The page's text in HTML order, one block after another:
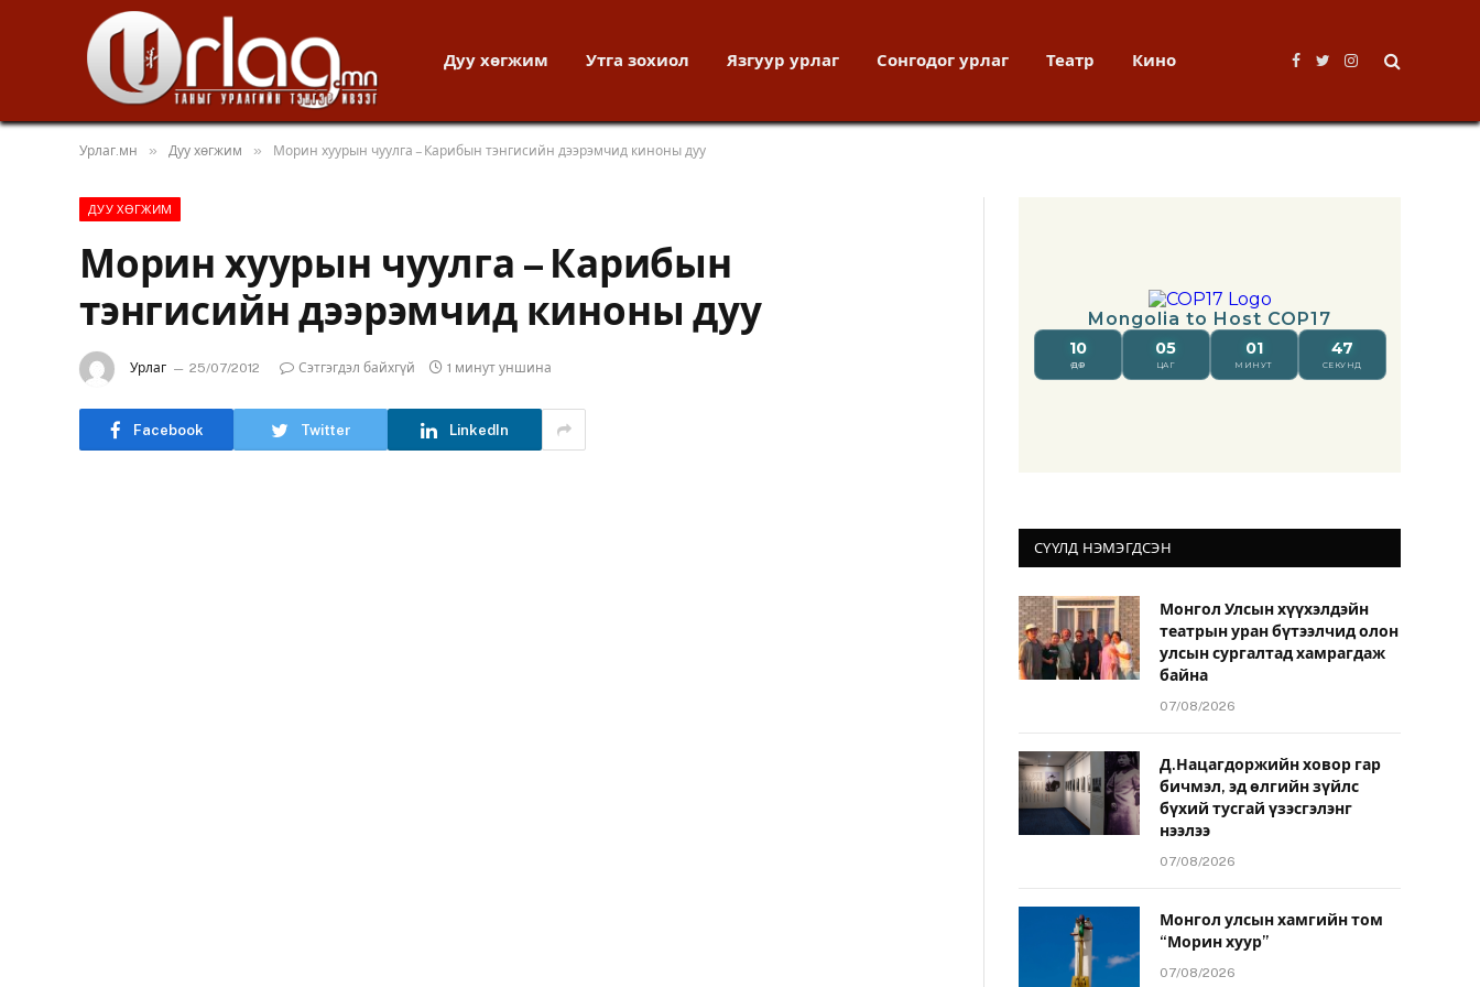
Дуу хөгжим Утга зохиол Язгуур урлаг Сонгодог урлаг Театр Кино
Facebook
TwitterInstagram
Урлаг.мн » Дуу хөгжим » Морин хуурын чуулга – Карибын тэнгисийн дээрэмчид киноны дуу
ДУУ ХӨГЖИМ
Морин хуурын чуулга – Карибын
тэнгисийн дээрэмчид киноны дуу
Урлаг 25/07/2012 Сэтгэгдэл байхгүй 1 минут уншина
Facebook Twitter LinkedIn
СҮҮЛД НЭМЭГДСЭН
Монгол Улсын хүүхэлдэйн
театрын уран бүтээлчид олон
улсын сургалтад хамрагдаж
байна
07/08/2026
Д.Нацагдоржийн ховор гар
бичмэл, эд өлгийн зүйлс
бүхий тусгай үзэсгэлэнг
нээлээ
07/08/2026
Монгол улсын хамгийн том
“Морин хуур”
07/08/2026